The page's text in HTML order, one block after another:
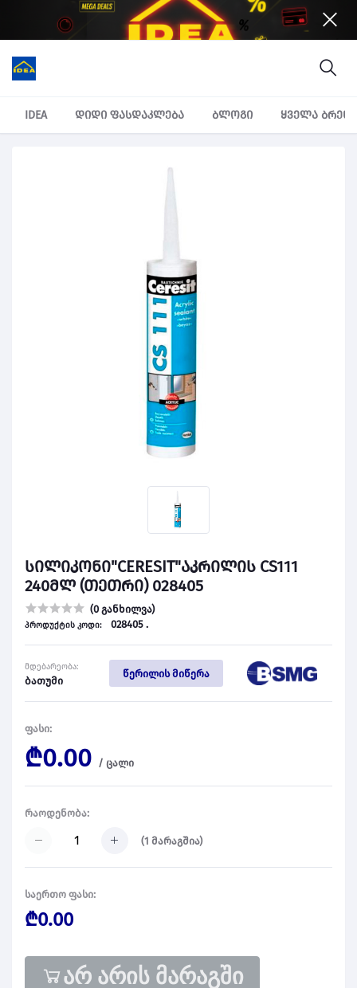
IDEA დიდი ფასდაკლება ბლოგი ყველა
სილიკონი"CERESIT"აკრილის CS111
240მლ (თეთრი) 028405
(0 განხილვა)
პროდუქტის კოდი: 028405 .
მდებარეობა:
ბათუმი
წერილის მიწერა
ფასი:
₾0.00 / ცალი
რაოდენობა:
(1 მარაგშია)
საერთო ფასი:
₾0.00
არ არის მარაგში